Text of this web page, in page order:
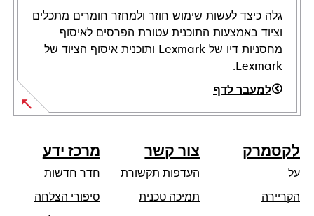
גלה כיצד לעשות שימוש חוזר ולמחזר חומרים מתכלים
וציוד באמצעות התוכנית עטורת הפרסים לאיסוף
מחסניות דיו של Lexmark ותוכנית איסוף הציוד של
Lexmark.
למעבר לדף
לקסמרק
על
הקריירה
צור קשר
העדפות תקשורת
תמיכה טכניתopens
מרכז ידע
חדר חדשות
סיפורי הצלחה